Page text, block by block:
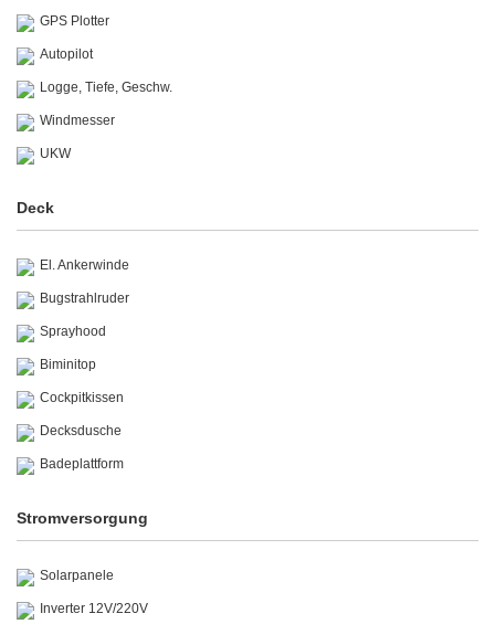
GPS Plotter
Autopilot
Logge, Tiefe, Geschw.
Windmesser
UKW
Deck
El. Ankerwinde
Bugstrahlruder
Sprayhood
Biminitop
Cockpitkissen
Decksdusche
Badeplattform
Stromversorgung
Solarpanele
Inverter 12V/220V